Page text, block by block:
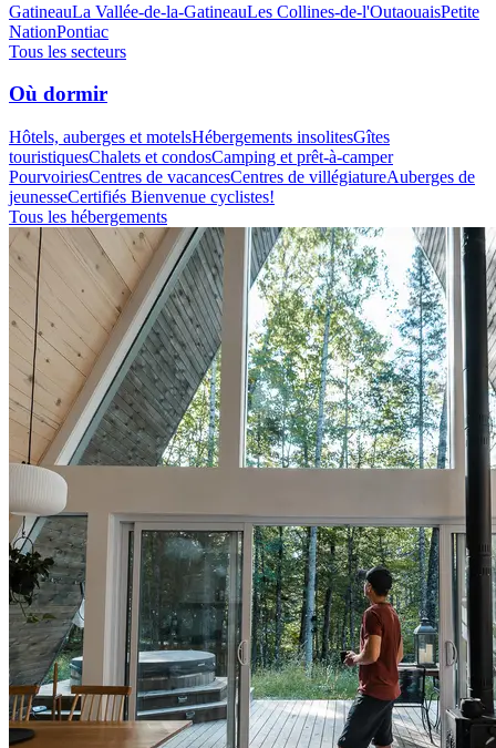
GatineauLa Vallée-de-la-GatineauLes Collines-de-l'OutaouaisPetite
NationPontiac
Tous les secteurs
Où dormir
Hôtels, auberges et motelsHébergements insolitesGîtes
touristiquesChalets et condosCamping et prêt-à-camper
PourvoiriesCentres de vacancesCentres de villégiatureAuberges de
jeunesseCertifiés Bienvenue cyclistes!
Tous les hébergements